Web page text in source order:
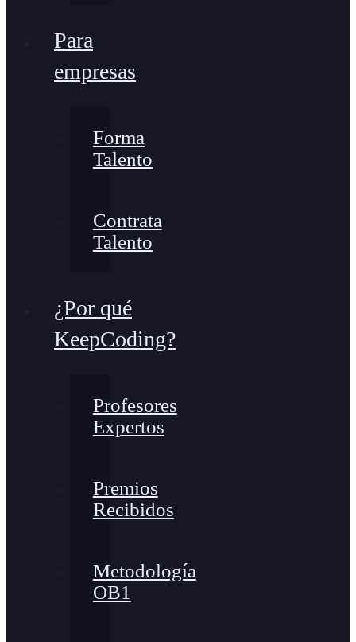
Para
empresas
Forma
Talento
Contrata
Talento
¿Por qué
KeepCoding?
Profesores
Expertos
Premios
Recibidos
Metodología
OB1